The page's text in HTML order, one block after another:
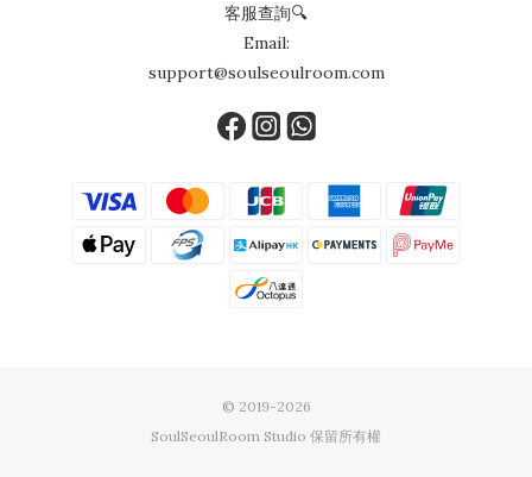
客服查詢🔍
Email:
support@soulseoulroom.com
© 2019-2026
SoulSeoulRoom Studio 保留所有權